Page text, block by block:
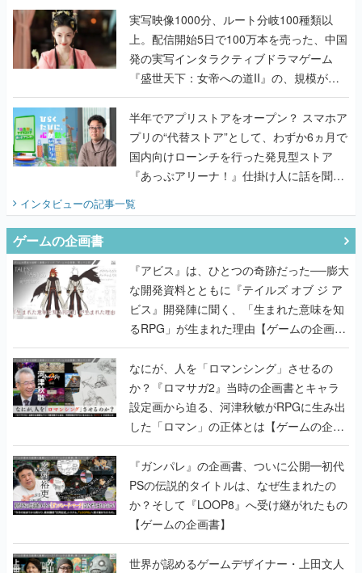
んだレジェンド2人に訊く開発秘話
実写映像1000分、ルート分岐100種類以
上。配信開始5日で100万本を売った、中国
発の実写インタラクティブドラマゲーム
『盛世天下：女帝への道II』の、規模が違
うこだわりをプロデューサーに聞いた
半年でアプリストアをオープン？ スマホア
プリの“代替ストア”として、わずか6ヵ月で
国内向けローンチを行った発見型ストア
『あっぷアリーナ！』仕掛け人に話を聞い
てみた
インタビューの記事一覧
ゲームの企画書
『アビス』は、ひとつの奇跡だった──膨大
な開発資料とともに『テイルズ オブ ジ ア
ビス』開発陣に聞く、「生まれた意味を知
るRPG」が生まれた理由【ゲームの企画
書】
なにが、人を「ロマンシング」させるの
か？『ロマサガ2』当時の企画書とキャラ
設定画から迫る、河津秋敏がRPGに生み出
した「ロマン」の正体とは【ゲームの企画
書】
『ガンパレ』の企画書、ついに公開━初代
PSの伝説的タイトルは、なぜ生まれたの
か？そして『LOOP8』へ受け継がれたもの
【ゲームの企画書】
世界が認めるゲームデザイナー・上田文人